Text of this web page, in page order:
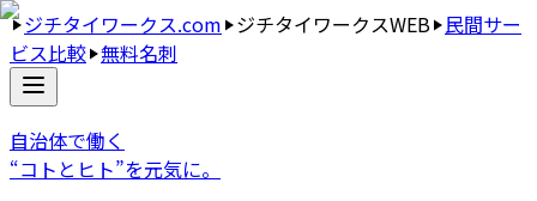
ジチタイワークス.com ジチタイワークスWEB 民間サー
ビス比較 無料名刺
自治体で働く
“コトとヒト”を元気に。